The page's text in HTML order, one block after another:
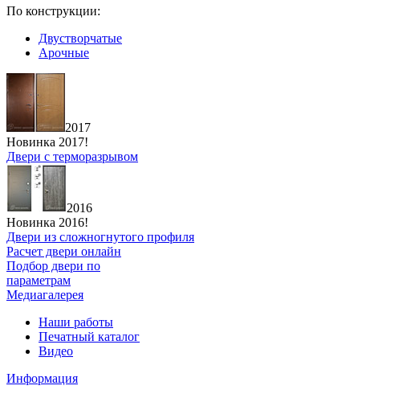
По конструкции:
Двустворчатые
Арочные
2017
Новинка 2017!
Двери с терморазрывом
2016
Новинка 2016!
Двери из сложногнутого профиля
Расчет двери онлайн
Подбор двери по
параметрам
Медиагалерея
Наши работы
Печатный каталог
Видео
Информация